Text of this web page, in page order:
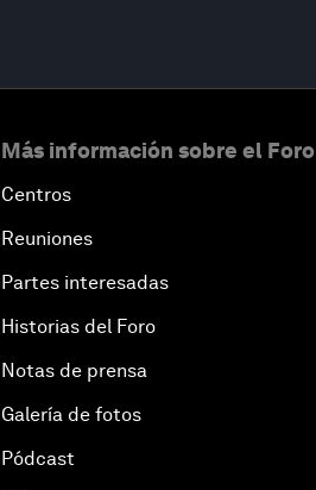
Más información sobre el Foro
Centros
Reuniones
Partes interesadas
Historias del Foro
Notas de prensa
Galería de fotos
Pódcast